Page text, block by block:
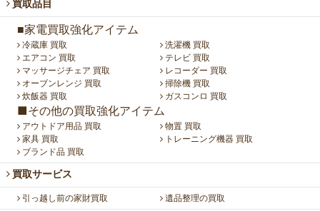
買取品目
■家電買取強化アイテム
冷蔵庫 買取
洗濯機 買取
エアコン 買取
テレビ 買取
マッサージチェア 買取
レコーダー 買取
オーブンレンジ 買取
掃除機 買取
炊飯器 買取
ガスコンロ 買取
■その他の買取強化アイテム
アウトドア用品 買取
物置 買取
家具 買取
トレーニング機器 買取
ブランド品 買取
買取サービス
引っ越し前の家財買取 遺品整理の買取